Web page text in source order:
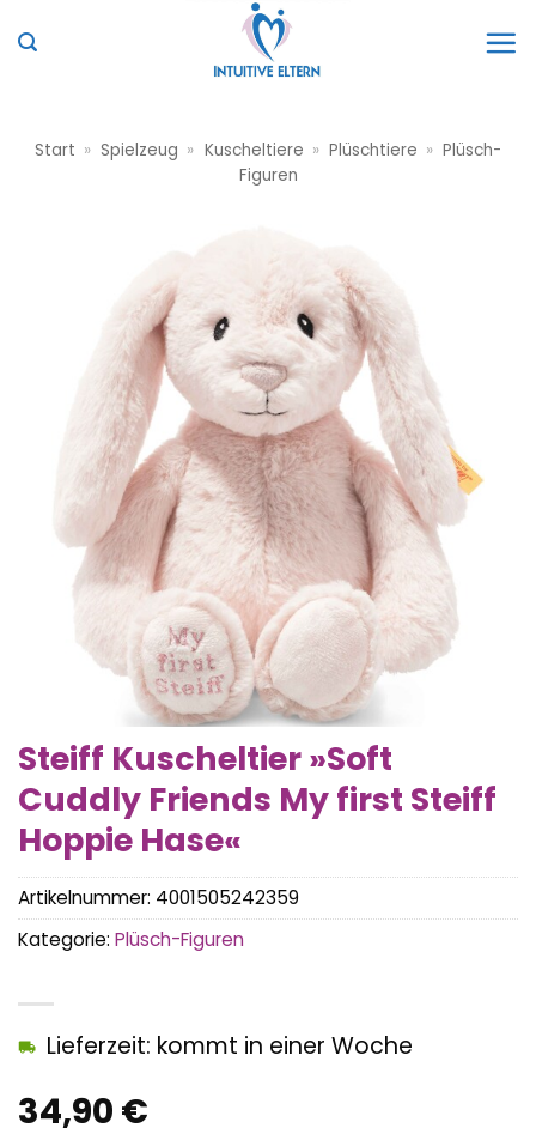
Inhalt
Start » Spielzeug » Kuscheltiere » Plüschtiere » Plüsch-
Figuren
Steiff Kuscheltier »Soft
Cuddly Friends My first Steiff
Hoppie Hase«
34,90 €
Lieferzeit: kommt in einer Woche
Artikelnummer: 4001505242359
Kategorie: Plüsch-Figuren